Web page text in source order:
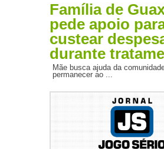
Família de
pede apoio
custear
durante
Mãe busca ajuda da
permanecer ao ...